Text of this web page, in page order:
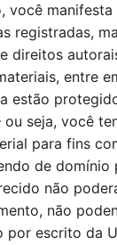
você
registradas,
direitos
entre
estão
ou seja, você
para fins
de
não
não
escrito da